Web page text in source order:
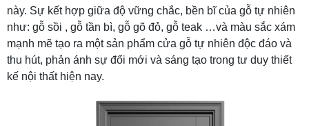
này. Sự kết hợp giữa độ vững chắc, bền bĩ của gỗ tự nhiên
như: gỗ sồi , gỗ tần bì, gỗ gõ đỏ, gỗ teak …và màu sắc xám
mạnh mẽ tạo ra một sản phẩm cửa gỗ tự nhiên độc đáo và
thu hút, phản ánh sự đổi mới và sáng tạo trong tư duy thiết
kế nội thất hiện nay.